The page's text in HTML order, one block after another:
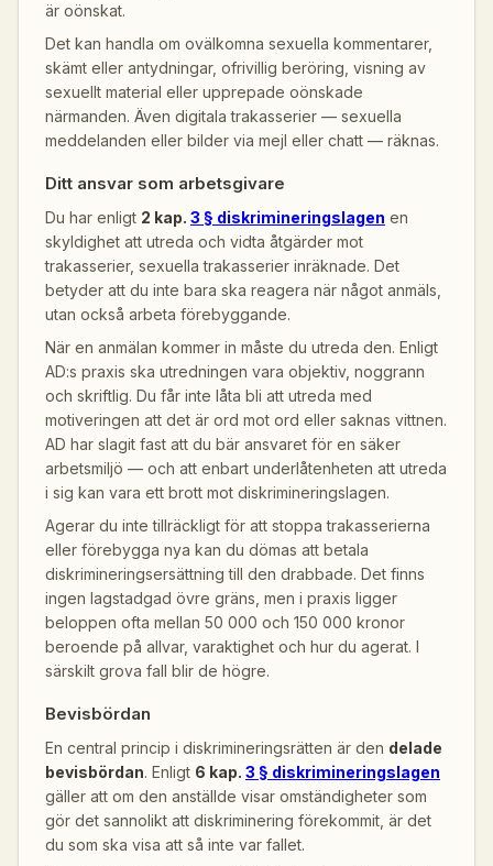
är oönskat.
Det kan handla om ovälkomna sexuella kommentarer,
skämt eller antydningar, ofrivillig beröring, visning av
sexuellt material eller upprepade oönskade
närmanden. Även digitala trakasserier — sexuella
meddelanden eller bilder via mejl eller chatt — räknas.
Ditt ansvar som arbetsgivare
Du har enligt 2 kap. 3 § diskrimineringslagen en
skyldighet att utreda och vidta åtgärder mot
trakasserier, sexuella trakasserier inräknade. Det
betyder att du inte bara ska reagera när något anmäls,
utan också arbeta förebyggande.
När en anmälan kommer in måste du utreda den. Enligt
AD:s praxis ska utredningen vara objektiv, noggrann
och skriftlig. Du får inte låta bli att utreda med
motiveringen att det är ord mot ord eller saknas vittnen.
AD har slagit fast att du bär ansvaret för en säker
arbetsmiljö — och att enbart underlåtenheten att utreda
i sig kan vara ett brott mot diskrimineringslagen.
Agerar du inte tillräckligt för att stoppa trakasserierna
eller förebygga nya kan du dömas att betala
diskrimineringsersättning till den drabbade. Det finns
ingen lagstadgad övre gräns, men i praxis ligger
beloppen ofta mellan 50 000 och 150 000 kronor
beroende på allvar, varaktighet och hur du agerat. I
särskilt grova fall blir de högre.
Bevisbördan
En central princip i diskrimineringsrätten är den delade
bevisbördan. Enligt 6 kap. 3 § diskrimineringslagen
gäller att om den anställde visar omständigheter som
gör det sannolikt att diskriminering förekommit, är det
du som ska visa att så inte var fallet.